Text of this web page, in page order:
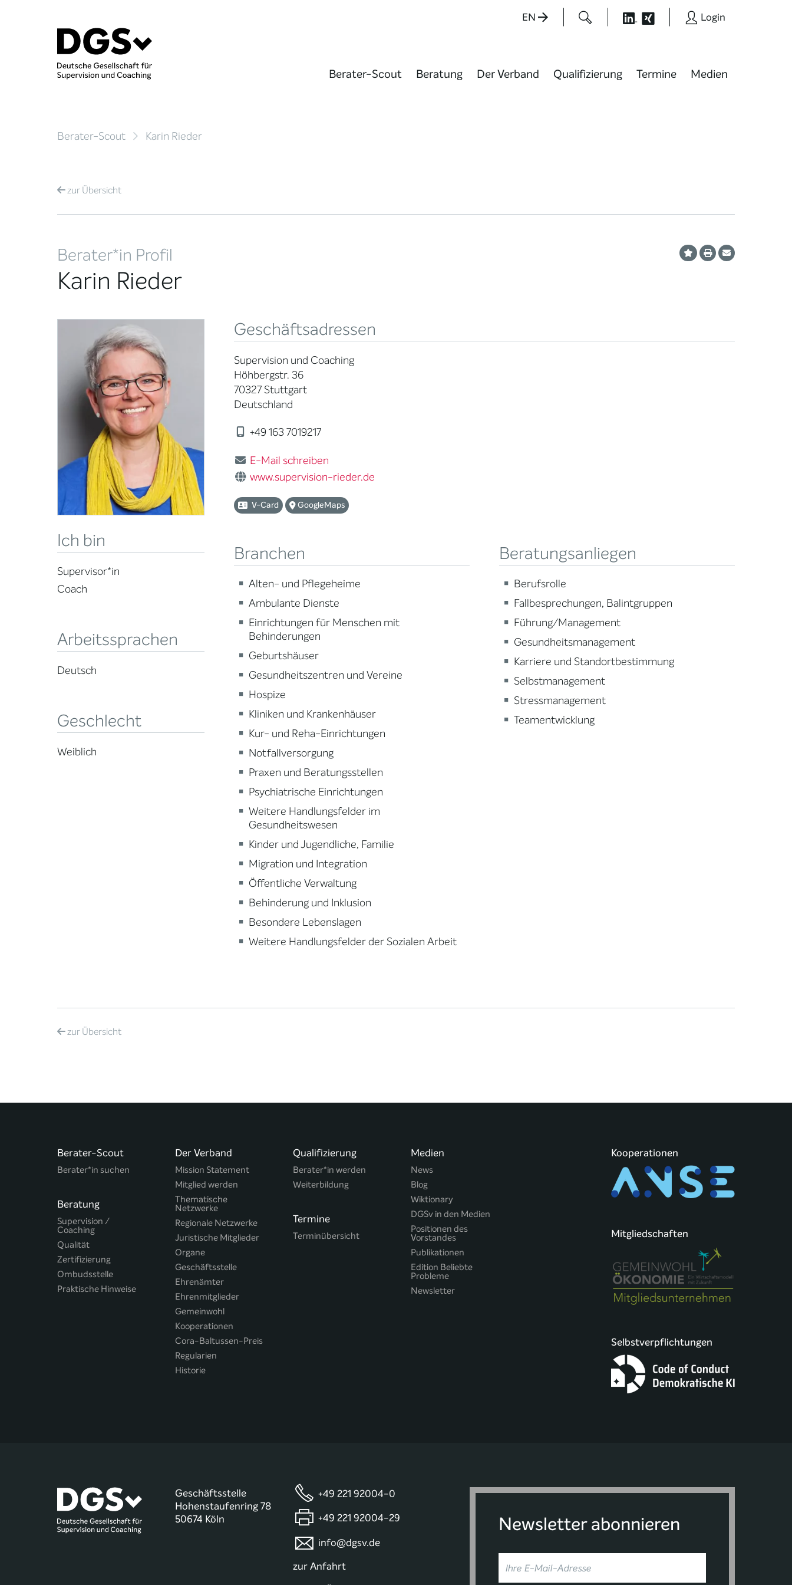
EN Login
Berater-Scout Beratung Der Verband Qualifizierung Termine Medien
Berater-Scout Karin Rieder
zurÜbersicht
Berater*in Profil
Karin Rieder
Ich bin
Supervisor*in
Coach
Arbeitssprachen
Deutsch
Geschlecht
Weiblich
Geschäftsadressen
Supervision und Coaching
Höhbergstr. 36
70327 Stuttgart
Deutschland
+49 163 7019217
E-Mail schreiben
www.supervision-rieder.de
V-Card GoogleMaps
Branchen
Alten- und Pflegeheime
Ambulante Dienste
Einrichtungen für Menschen mit
Behinderungen
Geburtshäuser
Gesundheitszentren und Vereine
Hospize
Kliniken und Krankenhäuser
Kur- und Reha-Einrichtungen
Notfallversorgung
Praxen und Beratungsstellen
Psychiatrische Einrichtungen
Weitere Handlungsfelder im
Gesundheitswesen
Kinder und Jugendliche, Familie
Migration und Integration
Öffentliche Verwaltung
Behinderung und Inklusion
Besondere Lebenslagen
Weitere Handlungsfelder der Sozialen Arbeit
Beratungsanliegen
Berufsrolle
Fallbesprechungen, Balintgruppen
Führung/Management
Gesundheitsmanagement
Karriere und Standortbestimmung
Selbstmanagement
Stressmanagement
Teamentwicklung
zurÜbersicht
Berater-Scout
Berater*in suchen
Beratung
Supervision /
Coaching
Qualität
Zertifizierung
Ombudsstelle
Praktische Hinweise
Der Verband
Mission Statement
Mitglied werden
Thematische
Netzwerke
Regionale Netzwerke
Juristische Mitglieder
Organe
Geschäftsstelle
Ehrenämter
Ehrenmitglieder
Gemeinwohl
Kooperationen
Cora-Baltussen-Preis
Regularien
Historie
Qualifizierung
Berater*in werden
Weiterbildung
Termine
Terminübersicht
Medien
News
Blog
Wiktionary
DGSv in den Medien
Positionen des
Vorstandes
Publikationen
Edition Beliebte
Probleme
Newsletter
Kooperationen
Mitgliedschaften
Selbstverpflichtungen
Geschäftsstelle
Hohenstaufenring 78
50674 Köln
+49 221 92004-0
+49 221 92004-29
info@dgsv.de
zur Anfahrt
Newsletter abonnieren